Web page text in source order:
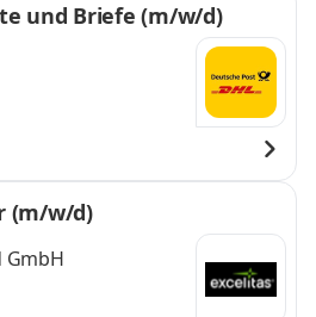
und Briefe (m/w/d)
(m/w/d)
GmbH